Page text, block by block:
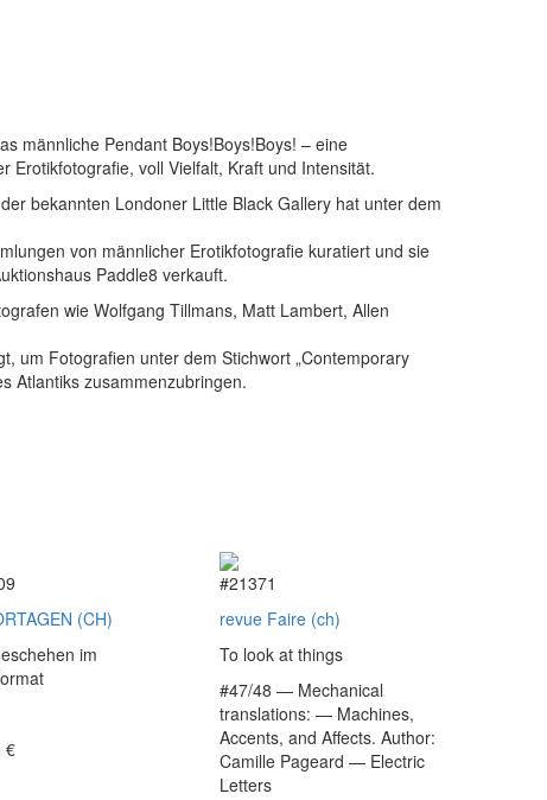
männliche Pendant Boys!Boys!Boys! – eine
Erotikfotografie, voll Vielfalt, Kraft und Intensität.
bekannten Londoner Little Black Gallery hat unter dem
von männlicher Erotikfotografie kuratiert und sie
Paddle8 verkauft.
wie Wolfgang Tillmans, Matt Lambert, Allen
um Fotografien unter dem Stichwort „Contemporary
Atlantiks zusammenzubringen.
(CH)
im
€
#21371
revue Faire (ch)
To look at things
#47/48 — Mechanical
translations: — Machines,
Accents, and Affects. Author:
Camille Pageard — Electric
Letters